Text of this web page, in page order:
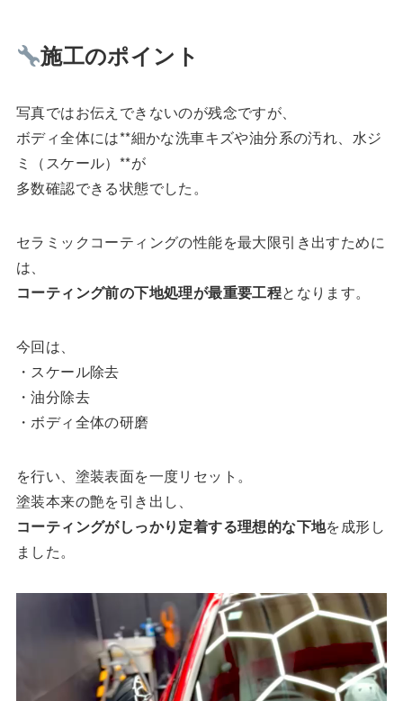
施工のポイント
写真ではお伝えできないのが残念ですが、
ボディ全体には**細かな洗車キズや油分系の汚れ、水ジ
ミ（スケール）**が
多数確認できる状態でした。
セラミックコーティングの性能を最大限引き出すために
は、
コーティング前の下地処理が最重要工程となります。
今回は、
・スケール除去
・油分除去
・ボディ全体の研磨
を行い、塗装表面を一度リセット。
塗装本来の艶を引き出し、
コーティングがしっかり定着する理想的な下地を成形し
ました。